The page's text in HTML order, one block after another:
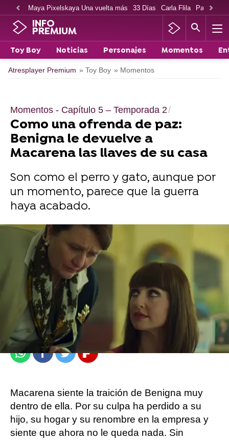
Maya Pixelskaya Una vuelta más 33 Días Carla Flila Paco
INFO
PREMIUM
Toy Boy Noticias Personajes Momentos
Atresplayer Premium » Toy Boy » Momentos
Momentos - Capítulo 5 – Temporada 2
Como una ofrenda de paz:
Benigna le devuelve a
Macarena las llaves de su casa
Son como el perro y gato, aunque por
un momento, parece que la guerra
haya acabado.
atresplayer
Madrid
Publicado: 31 de octubre de 2021, 13:05
WhatsappFacebook
TwitterFlipboard
Macarena siente la traición de Benigna muy
dentro de ella. Por su culpa ha perdido a su
hijo, su hogar y su renombre en la empresa y
siente que ahora no le queda nada. Sin